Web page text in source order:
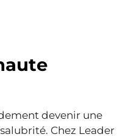
devenir une
Chez Leader